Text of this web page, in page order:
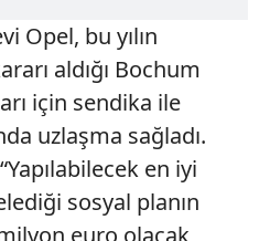
Opel, bu yılın
aldığı Bochum
için sendika ile
uzlaşma sağladı.
en iyi
sosyal planın
euro olacak,